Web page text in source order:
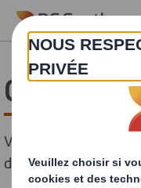
Skip to main content
Veuillez remplir le
demande.